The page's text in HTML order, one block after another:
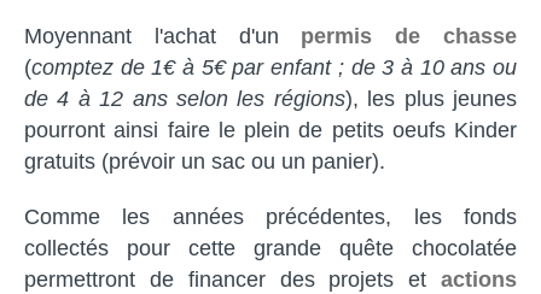
Moyennant l'achat d'un permis de chasse
(comptez de 1€ à 5€ par enfant ; de 3 à 10 ans ou
de 4 à 12 ans selon les régions), les plus jeunes
pourront ainsi faire le plein de petits oeufs Kinder
gratuits (prévoir un sac ou un panier).
Comme les années précédentes, les fonds
collectés pour cette grande quête chocolatée
permettront de financer des projets et actions